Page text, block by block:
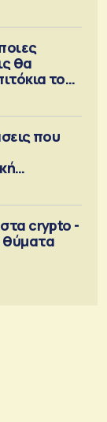
θα
τον
που
crypto -